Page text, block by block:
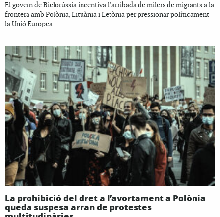
El govern de Bielorússia incentiva l’arribada de milers de migrants a la
frontera amb Polònia, Lituània i Letònia per pressionar políticament
la Unió Europea
La prohibició del dret a l’avortament a Polònia
queda suspesa arran de protestes